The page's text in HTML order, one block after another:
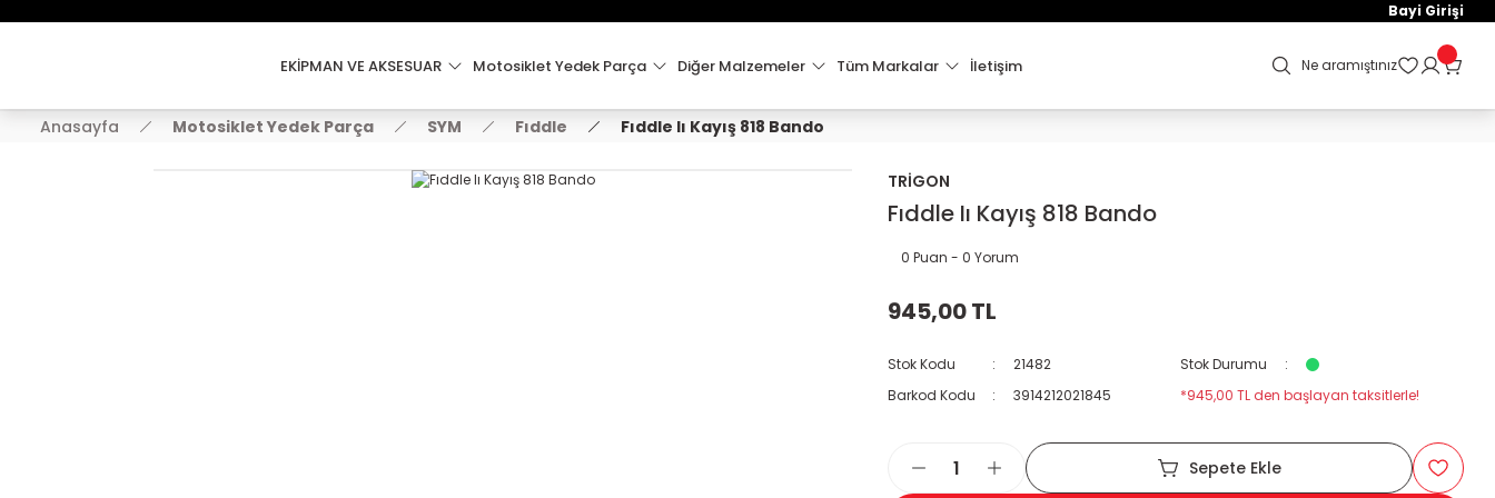
2000 TL VE ÜZERİ KARGO ÜCRETSİZ !
Bayi Girişi
EKİPMAN VE AKSESUAR Motosiklet Yedek Parça Diğer Malzemeler Tüm Markalar İletişim Ne aramıştınız
Anasayfa Motosiklet Yedek Parça SYM Fıddle Fıddle Iı Kayış 818 Bando
TRİGON
Fıddle Iı Kayış 818 Bando
0 Puan - 0 Yorum
945,00 TL
Stok Kodu 21482
Stok Durumu
Barkod Kodu
3914212021845 *945,00 TL den başlayan taksitlerle!
Sepete Ekle